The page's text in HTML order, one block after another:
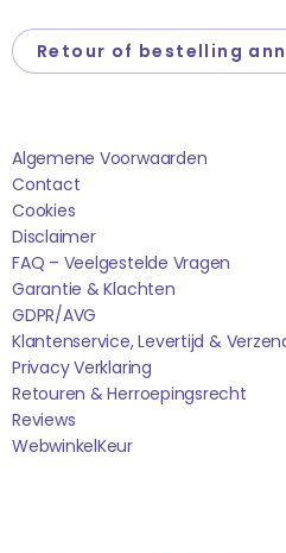
Retour of bestelling
Algemene Voorwaarden
Contact
Cookies
Disclaimer
FAQ – Veelgestelde Vragen
Garantie & Klachten
GDPR/AVG
Klantenservice, Levertijd &
Privacy Verklaring
Retouren & Herroepingsrecht
Reviews
WebwinkelKEur